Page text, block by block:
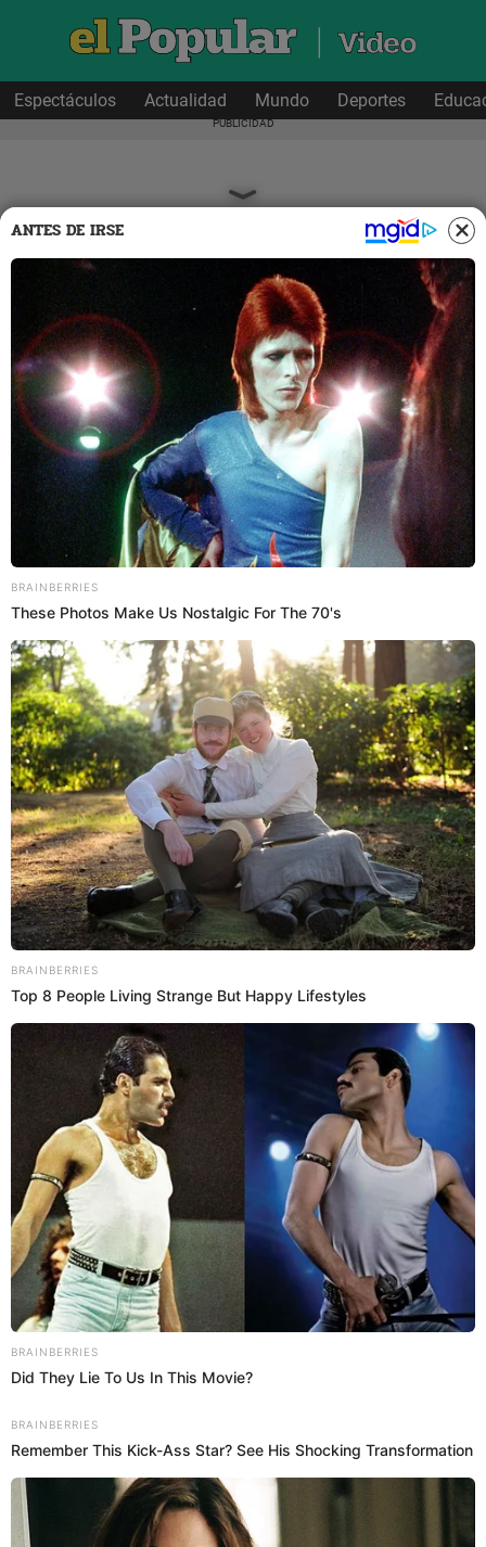
Espectáculos Actualidad Mundo Deportes
Videos
Olenka Cuba y Leonard León DESTRUYEN
la boda de Karla Tarazona y Christian
Domínguez: "Jamás me casaría en un
restaurante"
Olenka Cuba y Leonard León decidieron pronunciarse ante
las cámaras de 'Amor y Fuego' sobre la boda de Karla
Tarazona y Christian Domínguez. En esta ocasión, los
esposos criticaron duramente el mediático matrimonio y la
exmodelo juzgó el lugar que escogió la pareja para
celebrar su boda.
10 de junio de 2026 Compartir:
Antuane Calderón
@antuanecalderon
elpopular.pe
elpopular.pe
10 Jun 2026 | 18:52 h
Actualizado10 Jun 2026 | 18:52 h
ANTES DE IRSE